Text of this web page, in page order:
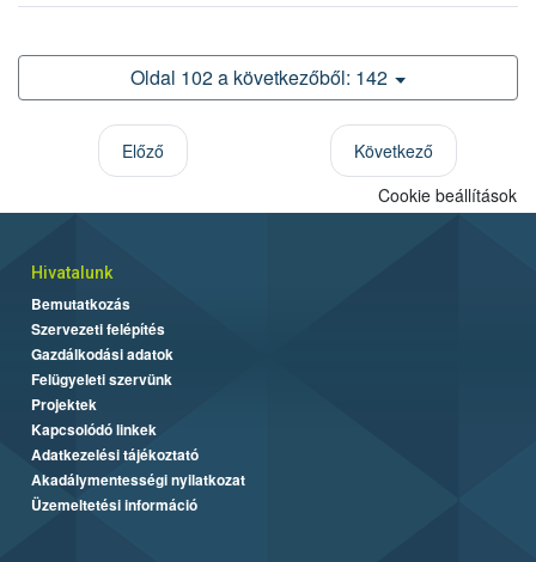
Oldal 102 a következőből: 142
Előző Következő
Cookie beállítások
Hivatalunk
Bemutatkozás
Szervezeti felépítés
Gazdálkodási adatok
Felügyeleti szervünk
Projektek
Kapcsolódó linkek
Adatkezelési tájékoztató
Akadálymentességi nyilatkozat
Üzemeltetési információ